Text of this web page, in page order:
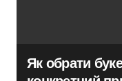
Як обрати